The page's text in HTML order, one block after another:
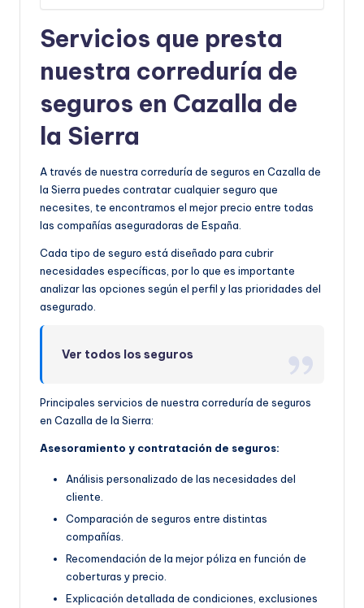
Servicios que presta
nuestra correduría de
seguros en Cazalla de
la Sierra
A través de nuestra correduría de seguros en Cazalla de
la Sierra puedes contratar cualquier seguro que
necesites, te encontramos el mejor precio entre todas
las compañías aseguradoras de España.
Cada tipo de seguro está diseñado para cubrir
necesidades específicas, por lo que es importante
analizar las opciones según el perfil y las prioridades del
asegurado.
Ver todos los seguros
Principales servicios de nuestra correduría de seguros
en Cazalla de la Sierra:
Asesoramiento y contratación de seguros:
Análisis personalizado de las necesidades del
cliente.
Comparación de seguros entre distintas
compañías.
Recomendación de la mejor póliza en función de
coberturas y precio.
Explicación detallada de condiciones, exclusiones